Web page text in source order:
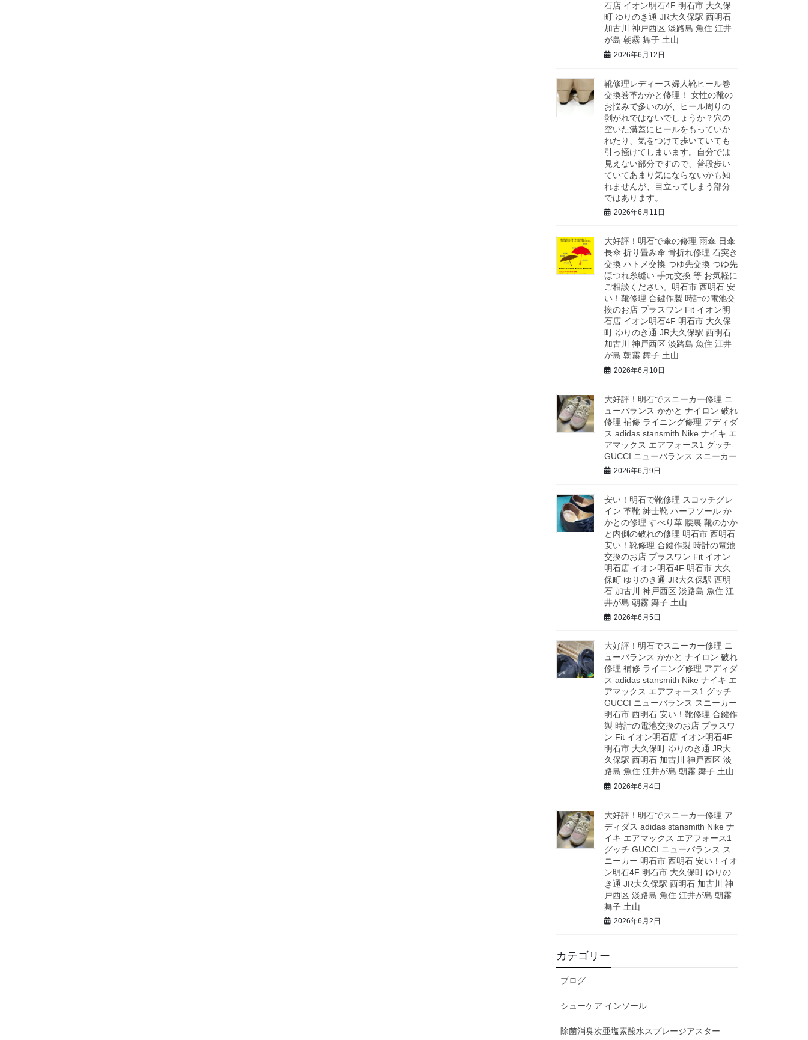
石店 イオン明石4F 明石市 大久保
町 ゆりのき通 JR大久保駅 西明石
加古川 神戸西区 淡路島 魚住 江井
が島 朝霧 舞子 土山
2026年6月12日
靴修理レディース婦人靴ヒール巻
交換巻革かかと修理！ 女性の靴の
お悩みで多いのが、ヒール周りの
剥がれではないでしょうか？穴の
空いた溝蓋にヒールをもっていか
れたり、気をつけて歩いていても
引っ掻けてしまいます。自分では
見えない部分ですので、普段歩い
ていてあまり気にならないかも知
れませんが、目立ってしまう部分
ではあります。
2026年6月11日
大好評！明石で傘の修理 雨傘 日傘
長傘 折り畳み傘 骨折れ修理 石突き
交換 ハトメ交換 つゆ先交換 つゆ先
ほつれ糸縫い 手元交換 等 お気軽に
ご相談ください。明石市 西明石 安
い！靴修理 合鍵作製 時計の電池交
換のお店 プラスワン Fit イオン明
石店 イオン明石4F 明石市 大久保
町 ゆりのき通 JR大久保駅 西明石
加古川 神戸西区 淡路島 魚住 江井
が島 朝霧 舞子 土山
2026年6月10日
大好評！明石でスニーカー修理 ニ
ューバランス かかと ナイロン 破れ
修理 補修 ライニング修理 アディダ
ス adidas stansmith Nike ナイキ エ
アマックス エアフォース1 グッチ
GUCCI ニューバランス スニーカー
2026年6月9日
安い！明石で靴修理 スコッチグレ
イン 革靴 紳士靴 ハーフソール か
かとの修理 すべり革 腰裏 靴のかか
と内側の破れの修理 明石市 西明石
安い！靴修理 合鍵作製 時計の電池
交換のお店 プラスワン Fit イオン
明石店 イオン明石4F 明石市 大久
保町 ゆりのき通 JR大久保駅 西明
石 加古川 神戸西区 淡路島 魚住 江
井が島 朝霧 舞子 土山
2026年6月5日
大好評！明石でスニーカー修理 ニ
ューバランス かかと ナイロン 破れ
修理 補修 ライニング修理 アディダ
ス adidas stansmith Nike ナイキ エ
アマックス エアフォース1 グッチ
GUCCI ニューバランス スニーカー
明石市 西明石 安い！靴修理 合鍵作
製 時計の電池交換のお店 プラスワ
ン Fit イオン明石店 イオン明石4F
明石市 大久保町 ゆりのき通 JR大
久保駅 西明石 加古川 神戸西区 淡
路島 魚住 江井が島 朝霧 舞子 土山
2026年6月4日
大好評！明石でスニーカー修理 ア
ディダス adidas stansmith Nike ナ
イキ エアマックス エアフォース1
グッチ GUCCI ニューバランス ス
ニーカー 明石市 西明石 安い！イオ
ン明石4F 明石市 大久保町 ゆりの
き通 JR大久保駅 西明石 加古川 神
戸西区 淡路島 魚住 江井が島 朝霧
舞子 土山
2026年6月2日
カテゴリー
ブログ
シューケア インソール
除菌消臭次亜塩素酸水スプレージアスター